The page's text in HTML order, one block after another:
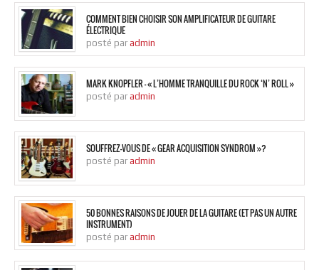
COMMENT BIEN CHOISIR SON AMPLIFICATEUR DE GUITARE
ÉLECTRIQUE
posté par admin
MARK KNOPFLER – « L’HOMME TRANQUILLE DU ROCK ‘N’ ROLL »
posté par admin
SOUFFREZ-VOUS DE « GEAR ACQUISITION SYNDROM »?
posté par admin
50 BONNES RAISONS DE JOUER DE LA GUITARE (ET PAS UN AUTRE
INSTRUMENT)
posté par admin